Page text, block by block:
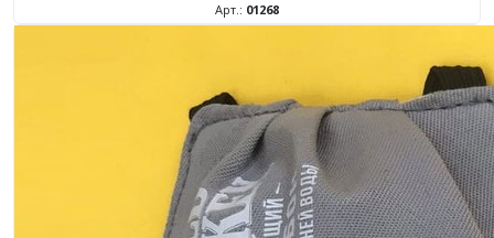
Арт.: 01268